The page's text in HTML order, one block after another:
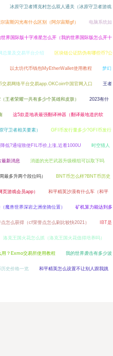
冰原守卫者博克村怎么双人通关（冰原守卫者游戏
宙斯闪光有什么区别（阿尔宙斯gf） 电脑系统如
世界国际版十字准星怎么开（我的世界国际版怎么开十
总量及交易平台介绍 区块链公证防伪有哪些币?公
以太坊代币钱包MyEtherWallet使用教程 梦幻
易网络平台交易app.OKCoin中国官网入口 王者
王者荣耀一共有多少个英雄和皮肤） 2023有什
这5款是地表最强翻译神器（翻译最地道的软
守卫者相关要素） GFI币发行量多少?GFI币发行
低?通缩致使FIL币价上涨,近看1000U 时空猎人
最新消息 消逝的光芒武器升级模组可以取下吗
最多升两个段位吗） BNT币怎么样?BNT币历史
游戏会员app） 和平精英沙漠有什么车（和平
魔兽世界深岩之洲坐骑位置） 矿机算力能达到多
怎么获得（cf荣誉点怎么刷比较快2021） IBT是
洛克王国火花怎么抓（洛克王国火花值得培养吗）
用？Exmo交易所使用教程 我的世界袭击有多少波
史价格一览 和平精英怎么设置不让别人跟我跳